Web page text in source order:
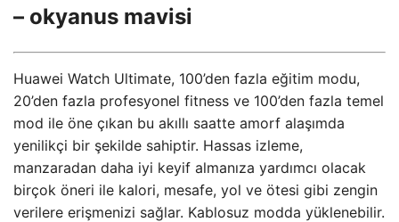
– okyanus mavisi
Huawei Watch Ultimate, 100’den fazla eğitim modu,
20’den fazla profesyonel fitness ve 100’den fazla temel
mod ile öne çıkan bu akıllı saatte amorf alaşımda
yenilikçi bir şekilde sahiptir. Hassas izleme,
manzaradan daha iyi keyif almanıza yardımcı olacak
birçok öneri ile kalori, mesafe, yol ve ötesi gibi zengin
verilere erişmenizi sağlar. Kablosuz modda yüklenebilir.